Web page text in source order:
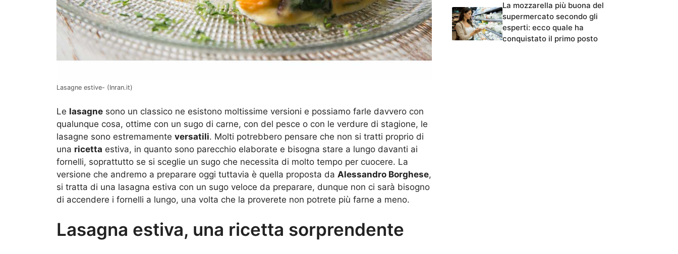
Lasagne estive- (Inran.it)
Le lasagne sono un classico ne esistono moltissime versioni e possiamo farle davvero con
qualunque cosa, ottime con un sugo di carne, con del pesce o con le verdure di stagione, le
lasagne sono estremamente versatili. Molti potrebbero pensare che non si tratti proprio di
una ricetta estiva, in quanto sono parecchio elaborate e bisogna stare a lungo davanti ai
fornelli, soprattutto se si sceglie un sugo che necessita di molto tempo per cuocere. La
versione che andremo a preparare oggi tuttavia è quella proposta da Alessandro Borghese,
si tratta di una lasagna estiva con un sugo veloce da preparare, dunque non ci sarà bisogno
di accendere i fornelli a lungo, una volta che la proverete non potrete più farne a meno.
Lasagna estiva, una ricetta sorprendente
La mozzarella più buona del
supermercato secondo gli
esperti: ecco quale ha
conquistato il primo posto